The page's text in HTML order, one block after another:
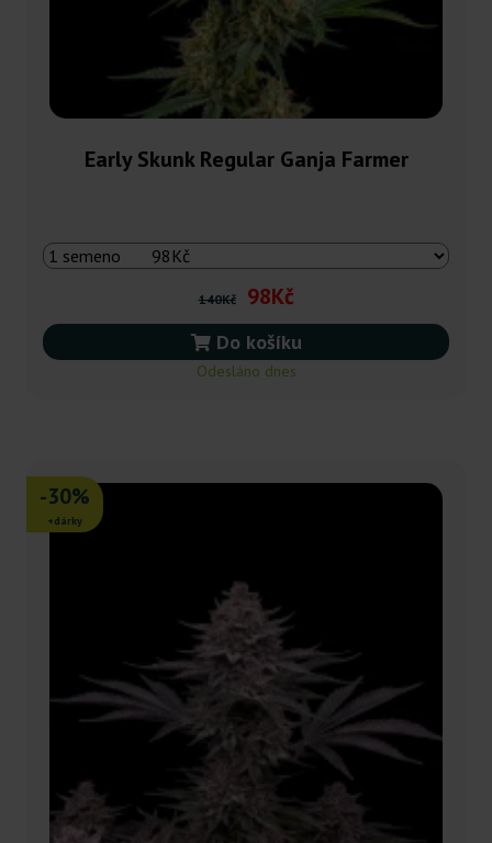
Early Skunk Regular Ganja Farmer
140Kč 98Kč
Do košíku
Odesláno dnes
-30%
+dárky